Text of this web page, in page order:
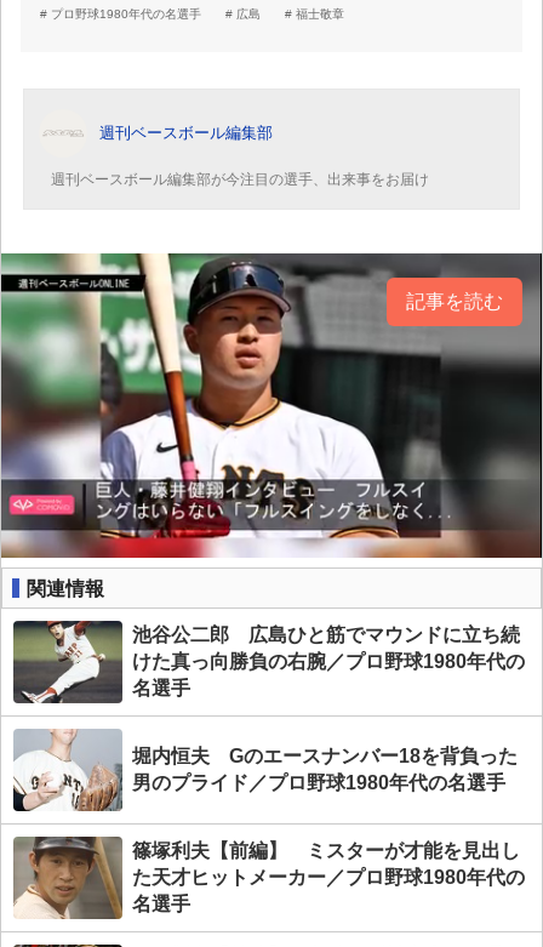
プロ野球1980年代の名選手 広島 福士敬章
週刊ベースボール編集部
週刊ベースボール編集部が今注目の選手、出来事をお届け
記事を読む
関連情報
池谷公二郎 広島ひと筋でマウンドに立ち続
けた真っ向勝負の右腕／プロ野球1980年代の
名選手
堀内恒夫 Gのエースナンバー18を背負った
男のプライド／プロ野球1980年代の名選手
篠塚利夫【前編】 ミスターが才能を見出し
た天才ヒットメーカー／プロ野球1980年代の
名選手